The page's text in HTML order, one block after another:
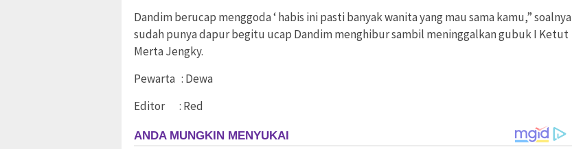
Dandim berucap menggoda ‘ habis ini pasti banyak wanita yang mau sama kamu,” soalnya
sudah punya dapur begitu ucap Dandim menghibur sambil meninggalkan gubuk I Ketut
Merta Jengky.
Pewarta : Dewa
Editor : Red